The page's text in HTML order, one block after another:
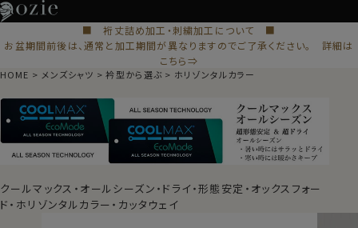
■ 裄丈詰め加工・刺繍加工について ■
お盆期間前後は、通常と加工期間が異なりますのでご了承ください。 詳細は
こちら⇒
HOME メンズシャツ 衿型から選ぶ ホリゾンタルカラー
クールマックス・オールシーズン・ドライ・形態安定・オックスフォー
ド・ホリゾンタルカラー・カッタウェイ